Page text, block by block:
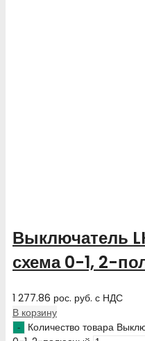
Выключатель
схема 0-1, 2-
1 277.86 рос. руб. с НДС
В корзину
Количество товара